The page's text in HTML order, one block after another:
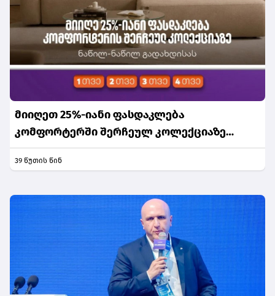
მიიღეთ 25%-იანი ფასდაკლება
კომფორტერში შერჩეულ კოლექციაზე
საქართველოს ნაწილ-ნაწილ გადახდისას
39 წუთის წინ